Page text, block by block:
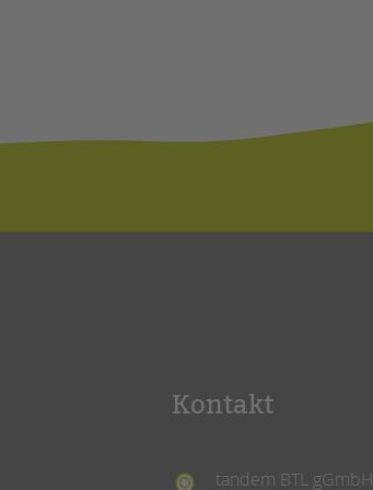
Kontakt
tandem BTL gGmbH